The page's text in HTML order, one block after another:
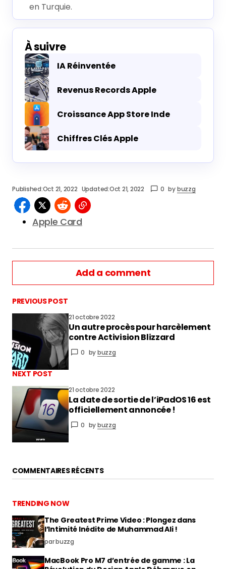
en Turquie.
À suivre
IA Réinventée
Revenus Records Apple
Croissance App Store Inde
Chiffres Clés Apple
Published:Oct 21, 2022 Updated:Oct 21, 2022 0 bybuzzg
Apple Card
Add a comment
vous connecter
PREVIOUS POST
21 octobre 2022
Un autre procès pour harcèlement
contre Activision Blizzard
0 bybuzzg
NEXT POST
21 octobre 2022
La date de sortie de l’iPadOS 16 est
officiellement annoncée !
0 bybuzzg
COMMENTAIRES RÉCENTS
TRENDING NOW
The Greatest Prime Video : Plongez dans
l’Intimité Inédite de Muhammad Ali !
par buzzg
MacBook Pro M7 d’entrée de gamme : La